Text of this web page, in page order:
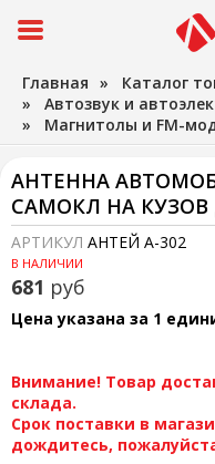
Главная » Каталог
» Автозвук и
» Магнитолы и FM-
АНТЕННА
САМОКЛ НА КУЗОВ
АРТИКУЛ АНТЕЙ А-302
В НАЛИЧИИ
681 руб
Цена указана за 1
Внимание! Товар
склада.
Срок поставки в
дождитесь,